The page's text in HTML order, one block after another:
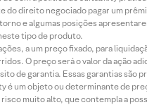
direito negociado pagar um
e algumas posições
tipo de produto.
a um preço fixado, para
O preço será o valor da ação
de garantia. Essas garantias são
um objeto ou determinante de
muito alto, que contempla a